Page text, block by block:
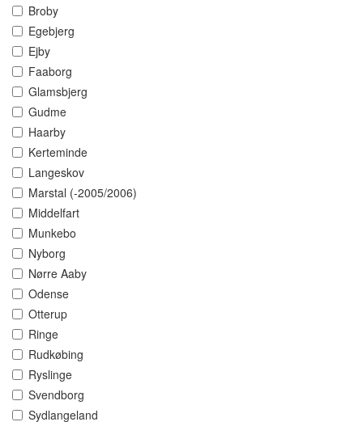
Broby
Egebjerg
Ejby
Faaborg
Glamsbjerg
Gudme
Haarby
Kerteminde
Langeskov
Marstal (-2005/2006)
Middelfart
Munkebo
Nyborg
Nørre Aaby
Odense
Otterup
Ringe
Rudkøbing
Ryslinge
Svendborg
Sydlangeland